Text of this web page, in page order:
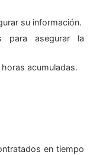
su información.
para asegurar la
acumuladas.
en tiempo